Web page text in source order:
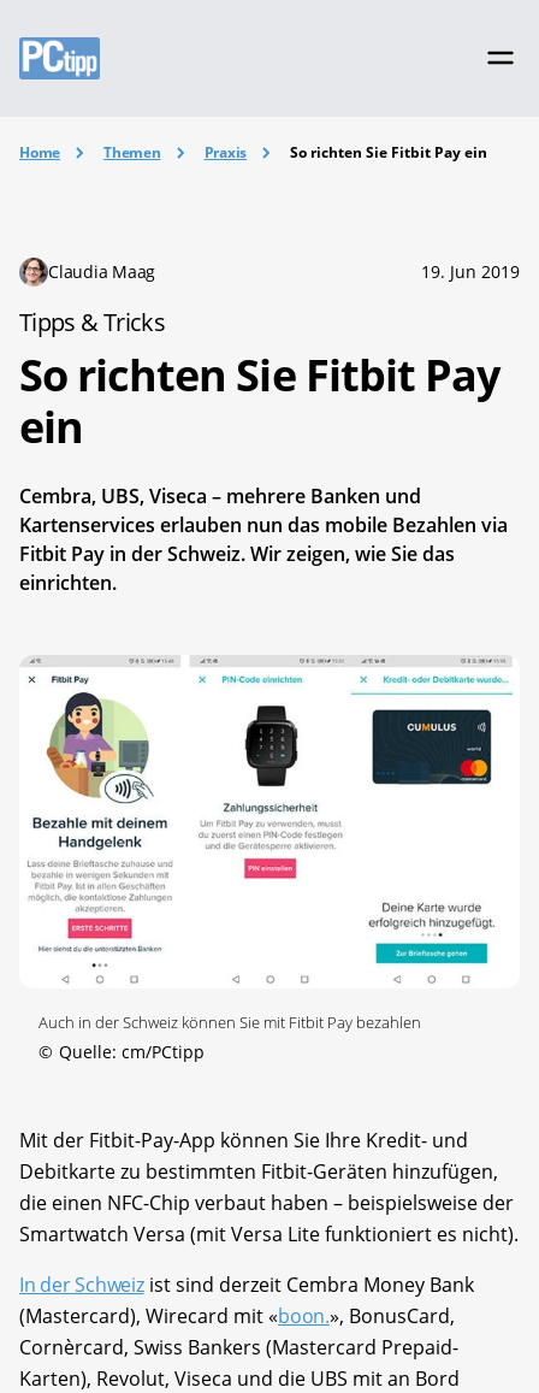
Home Themen Praxis So richten Sie Fitbit Pay ein
Claudia Maag 19. Jun 2019
Tipps & Tricks
So richten Sie Fitbit Pay
ein
Cembra, UBS, Viseca – mehrere Banken und
Kartenservices erlauben nun das mobile Bezahlen via
Fitbit Pay in der Schweiz. Wir zeigen, wie Sie das
einrichten.
Auch in der Schweiz können Sie mit Fitbit Pay bezahlen
© Quelle: cm/PCtipp
Mit der Fitbit-Pay-App können Sie Ihre Kredit- und
Debitkarte zu bestimmten Fitbit-Geräten hinzufügen,
die einen NFC-Chip verbaut haben – beispielsweise der
Smartwatch Versa (mit Versa Lite funktioniert es nicht).
In der Schweizist sind derzeit Cembra Money Bank
(Mastercard), Wirecard mit «boon.», BonusCard,
Cornèrcard, Swiss Bankers (Mastercard Prepaid-
Karten), Revolut, Viseca und die UBS mit an Bord